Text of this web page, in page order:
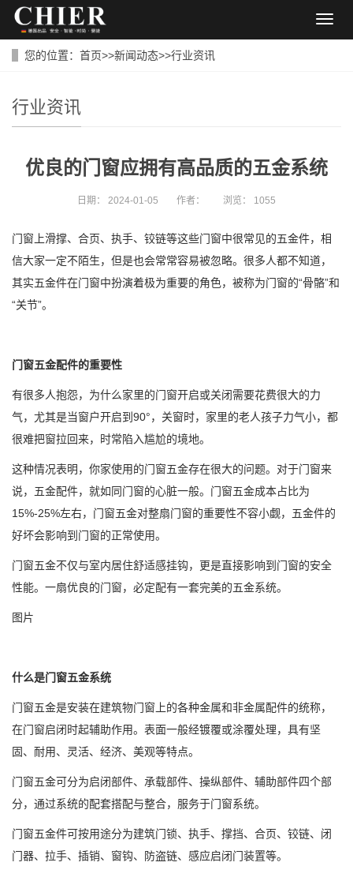
导
您的位置： 首页>>新闻动态>>行业资讯
行业资讯
优良的门窗应拥有高品质的五金系统
日期： 2024-01-05 作者： 浏览： 1055
门窗上滑撑、合页、执手、铰链等这些门窗中很常见的五金件，相
信大家一定不陌生，但是也会常常容易被忽略。很多人都不知道，
其实五金件在门窗中扮演着极为重要的角色，被称为门窗的“骨骼”和
“关节”。
门窗五金配件的重要性
有很多人抱怨，为什么家里的门窗开启或关闭需要花费很大的力
气，尤其是当窗户开启到90°，关窗时，家里的老人孩子力气小，都
很难把窗拉回来，时常陷入尴尬的境地。
这种情况表明，你家使用的门窗五金存在很大的问题。对于门窗来
说，五金配件，就如同门窗的心脏一般。门窗五金成本占比为
15%-25%左右，门窗五金对整扇门窗的重要性不容小觑，五金件的
好坏会影响到门窗的正常使用。
门窗五金不仅与室内居住舒适感挂钩，更是直接影响到门窗的安全
性能。一扇优良的门窗，必定配有一套完美的五金系统。
图片
什么是门窗五金系统
门窗五金是安装在建筑物门窗上的各种金属和非金属配件的统称，
在门窗启闭时起辅助作用。表面一般经镀覆或涂覆处理，具有坚
固、耐用、灵活、经济、美观等特点。
门窗五金可分为启闭部件、承载部件、操纵部件、辅助部件四个部
分，通过系统的配套搭配与整合，服务于门窗系统。
门窗五金件可按用途分为建筑门锁、执手、撑挡、合页、铰链、闭
门器、拉手、插销、窗钩、防盗链、感应启闭门装置等。